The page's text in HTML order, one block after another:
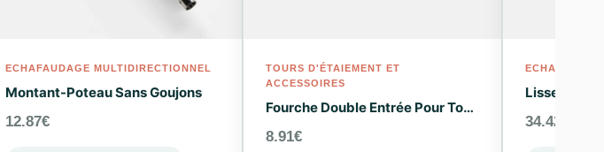
ECHAFAUDAGE MULTIDIRECTIONNEL
Montant-Poteau Sans Goujons
12.87€
TOURS D'ÉTAIEMENT ET
ACCESSOIRES
Fourche Double Entrée Pour Tours D’étaiement
8.91€
Lisse
34.42